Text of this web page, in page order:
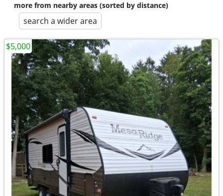
more from nearby areas (sorted by distance)
search a wider area
$5,000